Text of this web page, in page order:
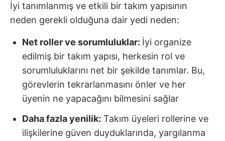
İyi tanımlanmış ve etkili bir takım yapısının
neden gerekli olduğuna dair yedi neden:
Net roller ve sorumluluklar: İyi organize
edilmiş bir takım yapısı, herkesin rol ve
sorumluluklarını net bir şekilde tanımlar. Bu,
görevlerin tekrarlanmasını önler ve her
üyenin ne yapacağını bilmesini sağlar
Daha fazla yenilik: Takım üyeleri rollerine ve
ilişkilerine güven duyduklarında, yargılanma